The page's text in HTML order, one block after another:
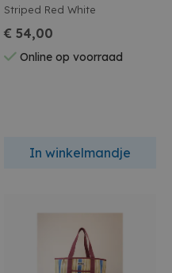
Striped Red White
€ 54,00
Online op voorraad
In winkelmandje